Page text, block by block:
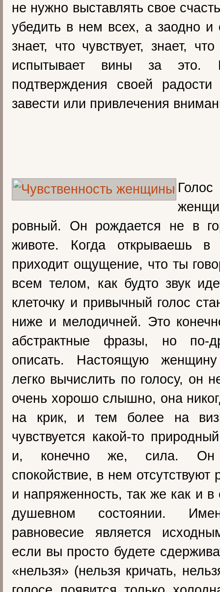
не нужно выставлять свое
убедить в нем всех, а заодно и
знает, что чувствует, знает,
испытывает вины за
подтверждения своей
завести или привлечения
ровный. Он рождается не в
животе. Когда открываешь
приходит ощущение, что ты
всем телом, как будто звук
клеточку и привычный голос
ниже и мелодичней. Это
абстрактные фразы, но по-
описать. Настоящую женщину
легко вычислить по голосу, он
очень хорошо слышно, она
на крик, и тем более на
чувствуется какой-то
и, конечно же, сила. Он
спокойствие, в нем отсутствуют
и напряженность, так же как и в
душевном состоянии.
равновесие является
если вы просто будете
«нельзя» (нельзя кричать,